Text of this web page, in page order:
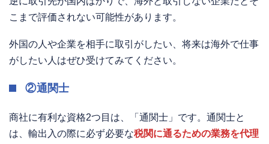
こまで評価されない可能性があります。
外国の人や企業を相手に取引がしたい、将来は海外で仕事
がしたい人はぜひ受けてみてください。
②通関士
商社に有利な資格2つ目は、「通関士」です。通関士と
は、輸出入の際に必ず必要な税関に通るための業務を代理